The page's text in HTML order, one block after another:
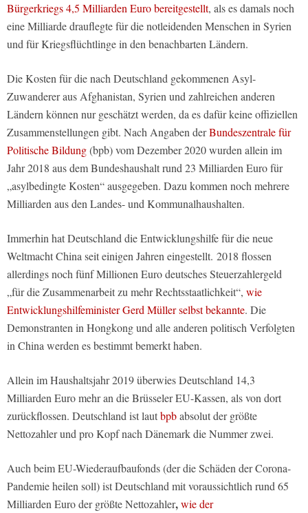
Bürgerkriegs 4,5 Milliarden Euro bereitgestellt, als es damals noch
eine Milliarde drauflegte für die notleidenden Menschen in Syrien
und für Kriegsflüchtlinge in den benachbarten Ländern.
Die Kosten für die nach Deutschland gekommenen Asyl-
Zuwanderer aus Afghanistan, Syrien und zahlreichen anderen
Ländern können nur geschätzt werden, da es dafür keine offiziellen
Zusammenstellungen gibt. Nach Angaben derBundeszentrale für
Politische Bildung(bpb) vom Dezember 2020 wurden allein im
Jahr 2018 aus dem Bundeshaushalt rund 23 Milliarden Euro für
„asylbedingte Kosten“ ausgegeben. Dazu kommen noch mehrere
Milliarden aus den Landes- und Kommunalhaushalten.
Immerhin hat Deutschland die Entwicklungshilfe für die neue
Weltmacht China seit einigen Jahren eingestellt. 2018 flossen
allerdings noch fünf Millionen Euro deutsches Steuerzahlergeld
„für die Zusammenarbeit zu mehr Rechtsstaatlichkeit“, wie
Entwicklungshilfeminister Gerd Müller selbst bekannte. Die
Demonstranten in Hongkong und alle anderen politisch Verfolgten
in China werden es bestimmt bemerkt haben.
Allein im Haushaltsjahr 2019 überwies Deutschland 14,3
Milliarden Euro mehr an die Brüsseler EU-Kassen, als von dort
zurückflossen. Deutschland ist lautbpbabsolut der größte
Nettozahler und pro Kopf nach Dänemark die Nummer zwei.
Auch beim EU-Wiederaufbaufonds (der die Schäden der Corona-
Pandemie heilen soll) ist Deutschland mit voraussichtlich rund 65
Milliarden Euro der größte Nettozahler,wie der